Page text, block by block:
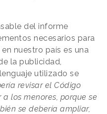
del informe
necesarios para
nuestro país es una
la publicidad,
utilizado se
revisar el Código
a los menores, porque se
se debería ampliar,